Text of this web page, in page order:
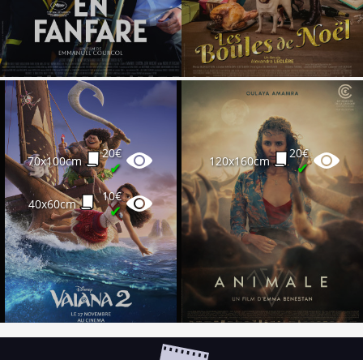
70x100cm
20€
✔
40x60cm
10€
✔
120x160cm
20€
✔